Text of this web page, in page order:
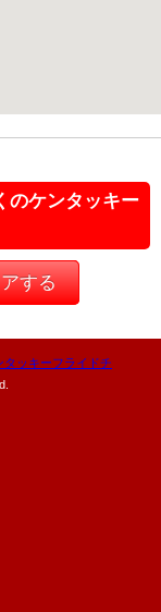
のケンタッキー
する
ッキーフライドチ